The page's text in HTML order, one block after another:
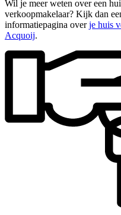
Wil je meer weten over een
verkoopmakelaar? Kijk dan
informatiepagina overje huis
Acquoij.